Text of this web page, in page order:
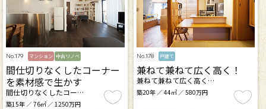
No.179 マンション 中古リノベ
間仕切りなくしたコーナー
を素材感で生かす
間仕切りなくしたコー…
築15年 ／ 76㎡ ／ 1250万円
No.178 戸建て
兼ねて兼ねて広く高く！
兼ねて兼ねて広く高く…
築20年 ／ 44㎡ ／ 580万円